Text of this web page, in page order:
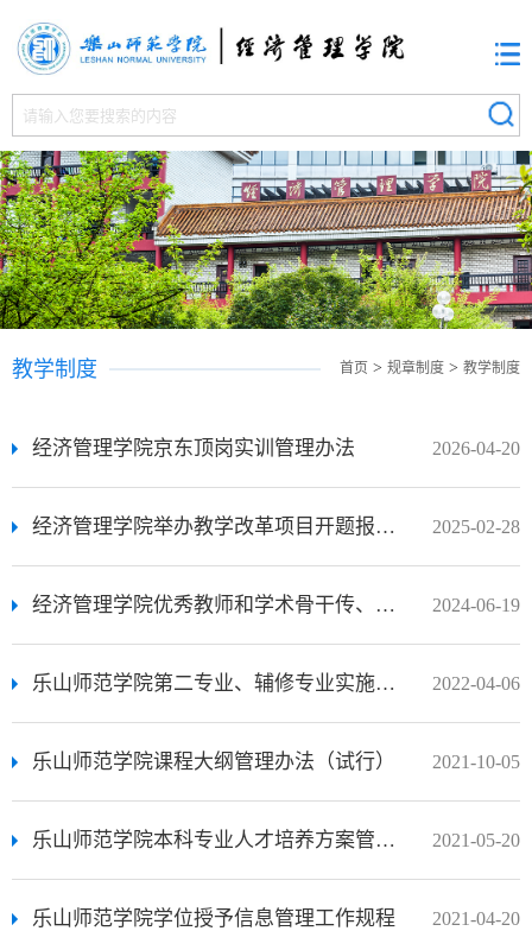
首页 > 规章制度 > 教学制度
教学制度
经济管理学院京东顶岗实训管理办法 2026-04-20
经济管理学院举办教学改革项目开题报告会 2025-02-28
经济管理学院优秀教师和学术骨干传、帮、带管理办法 2024-06-19
乐山师范学院第二专业、辅修专业实施办法（试行）乐师院教【2010】70号 2022-04-06
乐山师范学院课程大纲管理办法（试行） 2021-10-05
乐山师范学院本科专业人才培养方案管理办法 2021-05-20
乐山师范学院学位授予信息管理工作规程 2021-04-20